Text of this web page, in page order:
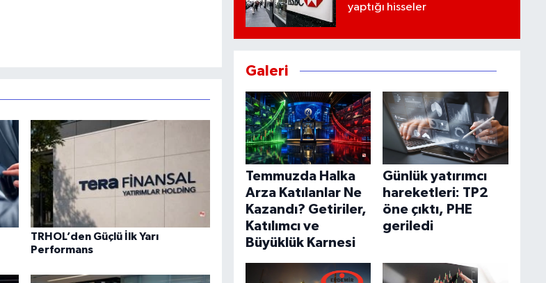
TRHOL’den Güçlü İlk Yarı
Performans
yaptığı hisseler
Galeri
Temmuzda Halka
Arza Katılanlar Ne
Kazandı? Getiriler,
Katılımcı ve
Büyüklük Karnesi
Günlük yatırımcı
hareketleri: TP2
öne çıktı, PHE
geriledi